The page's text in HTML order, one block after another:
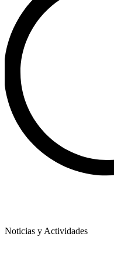
Noticias y Actividades